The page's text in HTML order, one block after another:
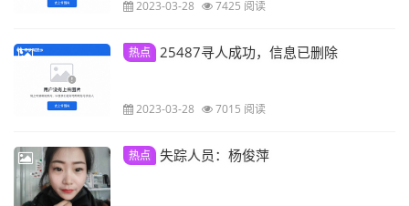
2023-03-28 7425 阅读
热点 25487寻人成功，信息已删除
2023-03-28 7015 阅读
热点 失踪人员：杨俊萍